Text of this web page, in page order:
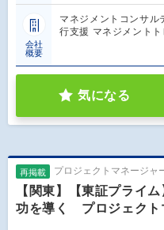
会社
概要
マネジメントコンサル
行支援 マネジメント
気になる
再掲載 プロジェクトマネージャ
【関東】【東証プライ
功を導く プロジェクト